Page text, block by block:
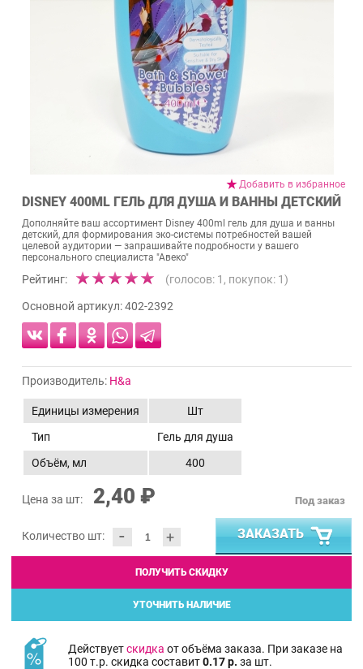
Добавить в избранное
DISNEY 400ML ГЕЛЬ ДЛЯ ДУША И ВАННЫ ДЕТСКИЙ
Дополняйте ваш ассортимент Disney 400ml гель для душа и ванны
детский, для формирования эко-системы потребностей вашей
целевой аудитории — запрашивайте подробности у вашего
персонального специалиста "Авеко"
Рейтинг: (голосов: 1 , покупок: 1)
Основной артикул:402-2392
Производитель: H&a
Единицы измерения
Шт
Тип
Гель для душа
Объём, мл
400
Цена за шт: 2,40 ₽
Количество шт: - +
Под заказ
ЗАКАЗАТЬ
ПОЛУЧИТЬ СКИДКУ
УТОЧНИТЬ НАЛИЧИЕ
Действуетскидка от объёма заказа. При заказе на
100 т.р. скидка составит0.17 р. за шт.